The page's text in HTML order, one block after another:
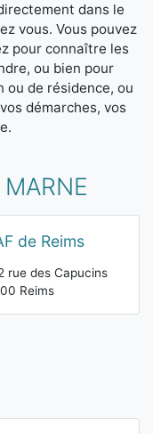
dans le
vous. Vous pouvez
pour connaître les
ou bien pour
de résidence, ou
démarches, vos
de Reims
rue des Capucins
Reims